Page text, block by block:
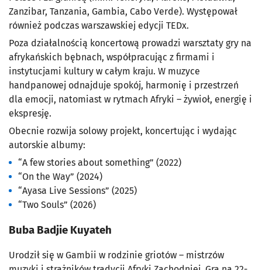
Zanzibar, Tanzania, Gambia, Cabo Verde). Występował
również podczas warszawskiej edycji TEDx.
Poza działalnością koncertową prowadzi warsztaty gry na
afrykańskich bębnach, współpracując z firmami i
instytucjami kultury w całym kraju. W muzyce
handpanowej odnajduje spokój, harmonię i przestrzeń
dla emocji, natomiast w rytmach Afryki – żywioł, energię i
ekspresję.
Obecnie rozwija solowy projekt, koncertując i wydając
autorskie albumy:
“A few stories about something” (2022)
“On the Way” (2024)
“Ayasa Live Sessions” (2025)
“Two Souls” (2026)
Buba Badjie Kuyateh
Urodził się w Gambii w rodzinie griotów – mistrzów